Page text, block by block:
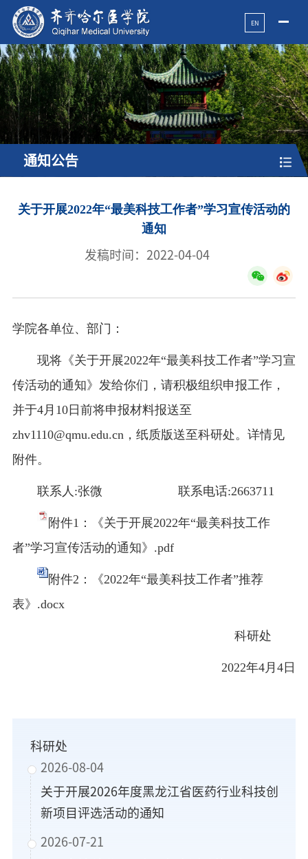
EN
通知公告
关于开展2022年“最美科技工作者”学习宣传活动的
通知
发稿时间：2022-04-04
学院各单位、部门：
现将《关于开展2022年“最美科技工作者”学习宣
传活动的通知》发给你们，请积极组织申报工作，
并于4月10日前将申报材料报送至
zhv1110@qmu.edu.cn，纸质版送至科研处。详情见
附件。
联系人:张微 联系电话:2663711
附件1：《关于开展2022年“最美科技工作
者”学习宣传活动的通知》.pdf
附件2：《2022年“最美科技工作者”推荐
表》.docx
科研处
2022年4月4日
科研处
2026-08-04
关于开展2026年度黑龙江省医药行业科技创
新项目评选活动的通知
2026-07-21